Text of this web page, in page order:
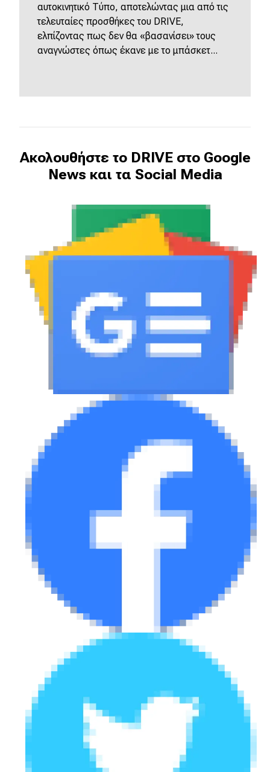
αυτοκινητικό Τύπο, αποτελώντας μια από τις
τελευταίες προσθήκες του DRIVE,
ελπίζοντας πως δεν θα «βασανίσει» τους
αναγνώστες όπως έκανε με το μπάσκετ...
Ακολουθήστε το DRIVE στο Google
News και τα Social Media